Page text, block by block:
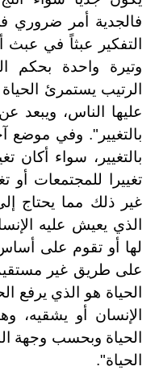
فالجدية أمر ضروري
التفكير عبثاً في عبث
وتيرة واحدة بحكم
الرتيب يستمرئ الحياة
عليها الناس، ويبعد
بالتغيير". وفي موضع
بالتغيير، سواء أكان
تغييرا للمجتمعات أو
غير ذلك مما يحتاج
الذي يعيش عليه
لها أو تقوم على
على طريق غير
الحياة هو الذي يرفع
الإنسان أو يشقيه،
الحياة وبحسب وجهة
الحياة".